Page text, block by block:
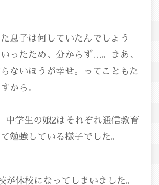
息子は何していたんでしょう
ったため、分からず…。まあ、
ないほうが幸せ。ってこともた
から。
中学生の娘2はそれぞれ通信教育
勉強している様子でした。
が休校になってしまいました。